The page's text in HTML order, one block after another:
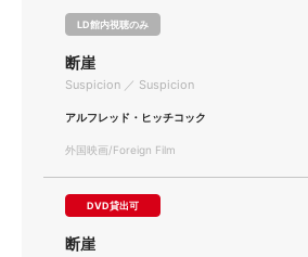
LD館内視聴のみ
断崖
Suspicion ／ Suspicion
アルフレッド・ヒッチコック
外国映画/Foreign Film
DVD貸出可
断崖